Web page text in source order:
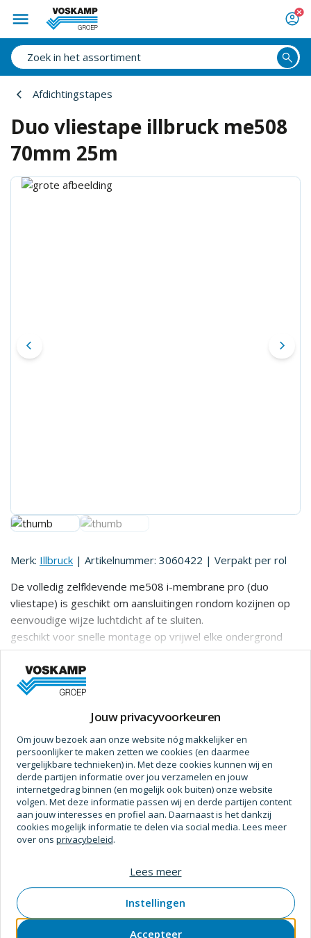
Afdichtingstapes
Duo vliestape illbruck me508
70mm 25m
Merk: Illbruck | Artikelnummer: 3060422 | Verpakt per rol
De volledig zelfklevende me508 i-membrane pro (duo
vliestape) is geschikt om aansluitingen rondom kozijnen op
eenvoudige wijze luchtdicht af te sluiten.
geschikt voor snelle montage op vrijwel elke ondergrond
zoals bijvoorbeeld metselwerk, beton, pvc, staal, hout,
aluminium en alle harde isolatiematerialen.
door zijn variable sd-waarde is deze intelligente vliestape
de vliescachering zorgt voor een sterke hechting van
pleisterwerk op de tape en ondergrond.
volledig zelfklevend met gedeelde schutfolie
verwerkingsgemak door verplaatsbare verkleving
toenemende kleefkracht na aanbrengen
zowel binnen als buiten toepasbaar dus minder kans op
foutenuitstekende preventie tegen schimmelvorming door
Specificaties
Afmetingen
Lengte (m) 25
Breedte CM 7 cm
Jouw privacyvoorkeuren
Om jouw bezoek aan onze website nóg makkelijker en
persoonlijker te maken zetten we cookies (en daarmee
vergelijkbare technieken) in. Met deze cookies kunnen wij en
derde partijen informatie over jou verzamelen en jouw
internetgedrag binnen (en mogelijk ook buiten) onze website
volgen. Met deze informatie passen wij en derde partijen content
aan jouw interesses en profiel aan. Daarnaast is het dankzij
cookies mogelijk informatie te delen via social media. Lees meer
over ons privacybeleid.
Accepteer
Instellingen
Lees meer